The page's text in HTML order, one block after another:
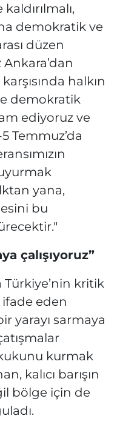
demokratik ve
düzen
halkın
demokratik
ediyoruz ve
Temmuz’da
yana,
bu
çalışıyoruz”
Türkiye’nin kritik
eden
yarayı sarmaya
kurmak
kalıcı barışın
bölge için de